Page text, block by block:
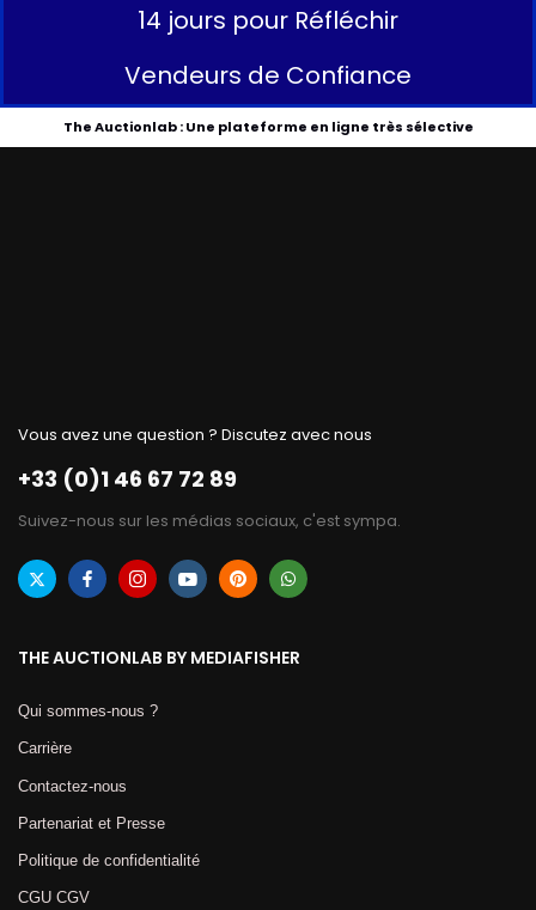
14 jours pour Réfléchir
Vendeurs de Confiance
The Auctionlab : Une plateforme en ligne très sélective
Vous avez une question ? Discutez avec nous
+33 (0)1 46 67 72 89
Suivez-nous sur les médias sociaux, c'est sympa.
THE AUCTIONLAB BY MEDIAFISHER
Qui sommes-nous ?
Carrière
Contactez-nous
Partenariat et Presse
Politique de confidentialité
CGU CGV